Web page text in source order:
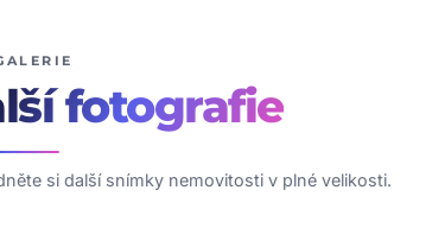
fotografie
si další snímky nemovitosti v plné velikosti.